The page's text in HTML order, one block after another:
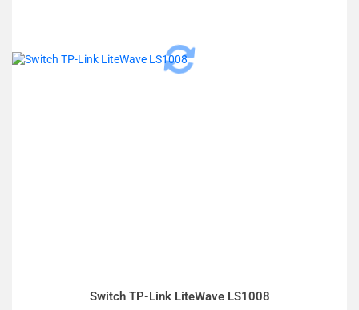
Switch TP-Link LiteWave LS1008